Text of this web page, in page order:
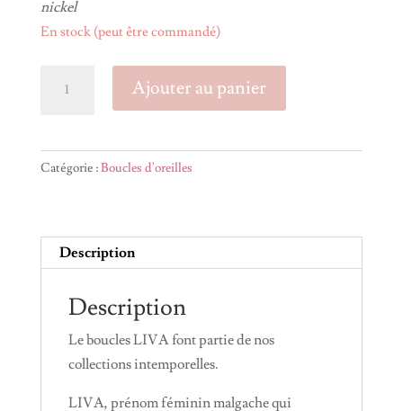
nickel
En stock (peut être commandé)
d'oreilles
LIVA
Ajouter au panier
Catégorie :Boucles d'oreilles
Description
Description
Le boucles LIVA font partie de nos
collections intemporelles.
LIVA, prénom féminin malgache qui